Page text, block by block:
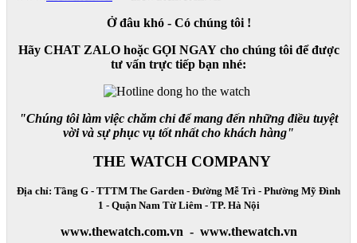
Ở đâu khó - Có chúng tôi !
Hãy CHAT ZALO hoặc GỌI NGAY cho chúng tôi để được
tư vấn trực tiếp bạn nhé:
"Chúng tôi làm việc chăm chỉ để mang đến những điều tuyệt
vời và sự phục vụ tốt nhất cho khách hàng"
THE WATCH COMPANY
Địa chỉ: Tầng G - TTTM The Garden - Đường Mễ Trì - Phường Mỹ Đình
1 - Quận Nam Từ Liêm - TP. Hà Nội
www.thewatch.com.vn - www.thewatch.vn